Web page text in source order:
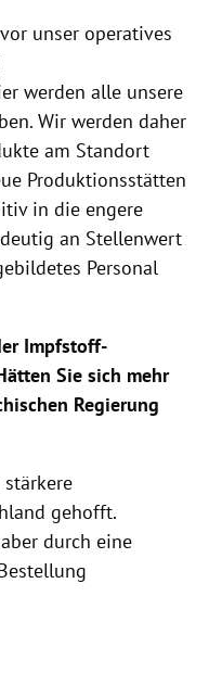
unser operatives
werden alle unsere
Wir werden daher
am Standort
Produktionsstätten
in die engere
an Stellenwert
Personal
Impfstoff-
Sie sich mehr
Regierung
gehofft.
durch eine